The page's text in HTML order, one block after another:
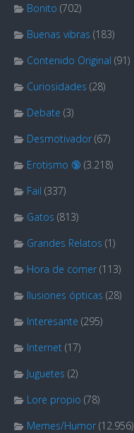
Bonito (702)
Buenas vibras (183)
Contenido Original (91)
Curiosidades (28)
Debate (3)
Desmotivador (67)
Erotismo 🔞 (3.218)
Fail (337)
Gatos (813)
Grandes Relatos (1)
Hora de comer (113)
Ilusiones ópticas (28)
Interesante (295)
Internet (17)
Juguetes (2)
Lore propio (78)
Memes/Humor (12.956)